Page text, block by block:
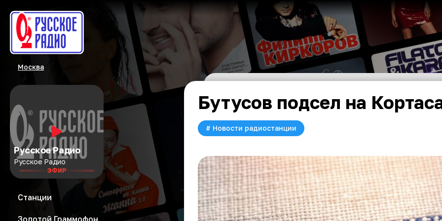
Москва
Русское Радио
Русское Радио
ЭФИР
Станции
Золотой Граммофон
Бутусов подсел на
# Новости радиостанции